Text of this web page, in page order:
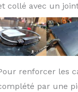
collé avec un
renforcer les
par une